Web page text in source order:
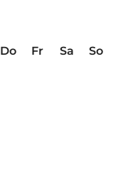
Do Fr Sa
So